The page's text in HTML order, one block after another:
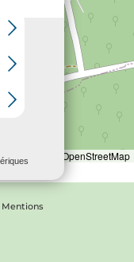
OpenStreetMap
Mentions